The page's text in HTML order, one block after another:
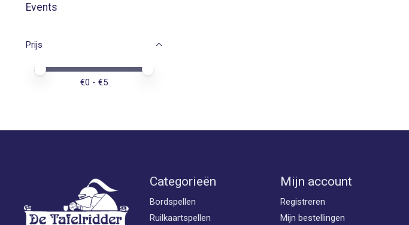
Events
Prijs
Minimale prijswaarde
Price maximum value
€0 - €5
Categorieën
Bordspellen
Ruilkaartspellen
Mijn account
Registreren
Mijn bestellingen